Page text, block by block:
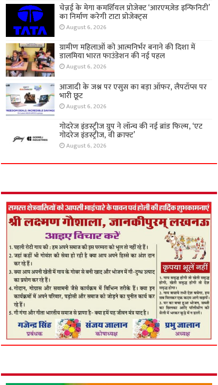
चेन्नई के मेगा कमर्शियल प्रोजेक्ट ‘आरएमज़ेड इन्फिनिटी’
का निर्माण करेगी टाटा प्रोजेक्ट्स
August 6, 2026
ग्रामीण महिलाओं को आत्मनिर्भर बनाने की दिशा में
डालमिया भारत फाउंडेशन की नई पहल
August 6, 2026
आजादी के जश्न पर एसुस का बड़ा ऑफर, लैपटॉप्स पर
भारी छूट
August 6, 2026
गोदरेज इंडस्ट्रीज ग्रुप ने लॉन्च की नई ब्रांड फिल्म, ‘एट
गोदरेज इंडस्ट्रीज, वी क्राफ्ट’
August 6, 2026